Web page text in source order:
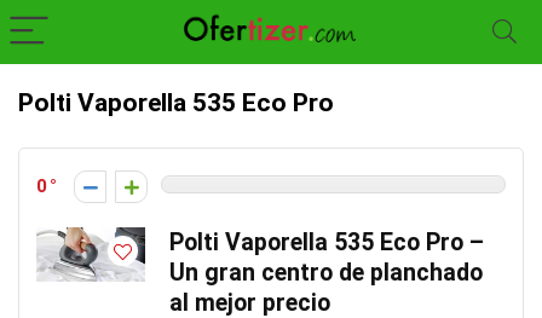
Polti Vaporella 535 Eco Pro
0
Polti Vaporella 535 Eco Pro –
Un gran centro de planchado
al mejor precio